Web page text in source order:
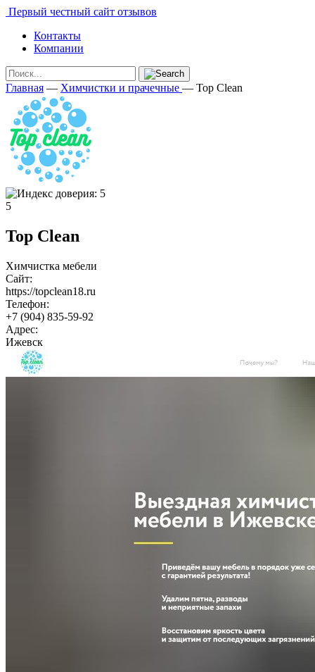
Первый честный сайт отзывов
Контакты
Компании
Главная — Химчистки и прачечные — Top Clean
5
Top Clean
Химчистка мебели
Сайт:
https://topclean18.ru
Телефон:
+7 (904) 835-59-92
Адрес:
Ижевск